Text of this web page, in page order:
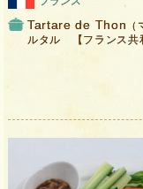
Tartare de Thon
ルタル 【フランス共